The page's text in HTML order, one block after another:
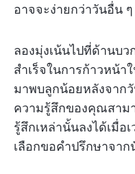
อาจจะง่ายกว่าวันอื่น
ลองมุ่งเน้นไปที่ด้านบ
สำเร็จในการก้าวหน้
มาพบลูกน้อยหลังจาก
ความรู้สึกของคุณสาม
รู้สึกเหล่านั้นลงได้เมื่อ
เลือกขอคำปรึกษาจา